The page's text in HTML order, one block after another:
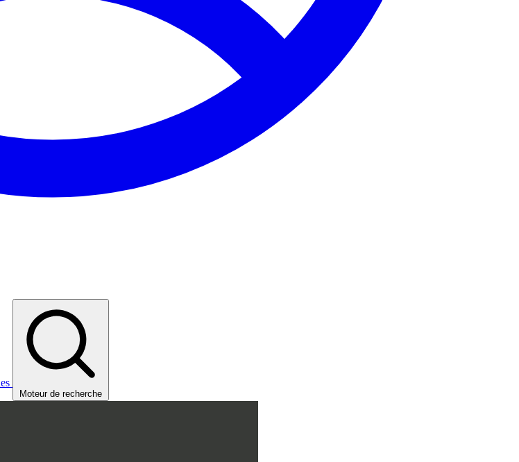
Moteur de recherche